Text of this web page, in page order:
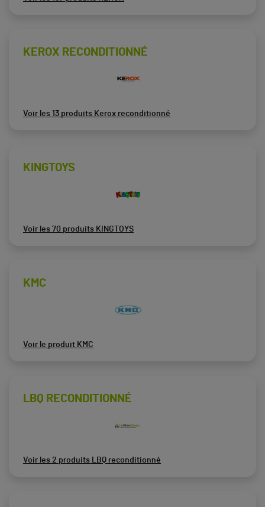
KEROX RECONDITIONNÉ
Voir les 13 produits Kerox reconditionné
KINGTOYS
Voir les 70 produits KINGTOYS
KMC
Voir le produit KMC
LBQ RECONDITIONNÉ
Voir les 2 produits LBQ reconditionné